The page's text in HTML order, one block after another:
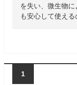
を失い、微生物
も安心して使える
1